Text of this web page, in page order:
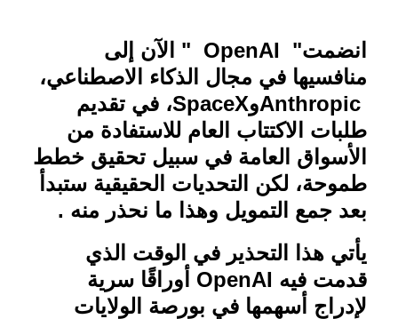
انضمت" OpenAI " الآن إلى
منافسيها في مجال الذكاء الاصطناعي،
AnthropicوSpaceX، في تقديم
طلبات الاكتتاب العام للاستفادة من
الأسواق العامة في سبيل تحقيق خطط
طموحة، لكن التحديات الحقيقية ستبدأ
بعد جمع التمويل وهذا ما نحذر منه .
يأتي هذا التحذير في الوقت الذي
قدمت فيه OpenAI أوراقًا سرية
لإدراج أسهمها في بورصة الولايات